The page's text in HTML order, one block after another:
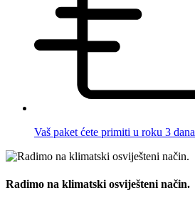
Vaš paket ćete primiti u roku 3 dana
Radimo na klimatski osviješteni način.